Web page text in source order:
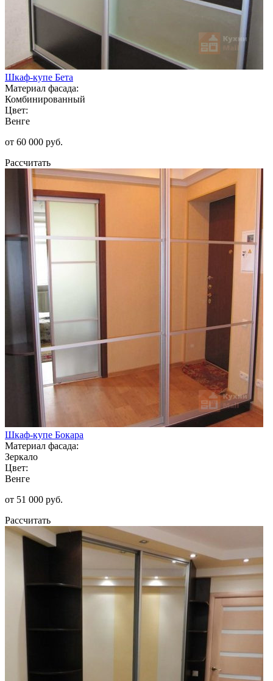
Шкаф-купе Бета
Материал фасада:
Комбинированный
Цвет:
Венге
от 60 000 руб.
Рассчитать
Шкаф-купе Бокара
Материал фасада:
Зеркало
Цвет:
Венге
от 51 000 руб.
Рассчитать